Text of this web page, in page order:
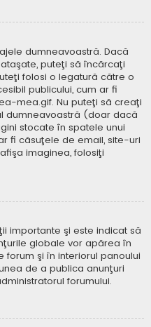
dumneavoastră. Dacă
puteţi să încărcaţi
folosi o legatură către o
publicului, cum ar fi
mea.gif. Nu puteţi să creaţi
dumneavoastră (doar dacă
stocate în spatele unui
fi căsuţele de email, site-uri
imaginea, folosiţi
importante şi este indicat să
globale vor apărea în
şi în interiorul panoului
de a publica anunţuri
forumului.